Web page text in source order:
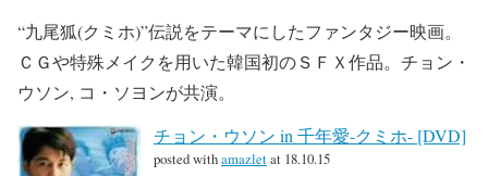
“九尾狐(クミホ)”伝説をテーマにしたファンタジー映画。
ＣＧや特殊メイクを用いた韓国初のＳＦＸ作品。チョン・
ウソン, コ・ソヨンが共演。
チョン・ウソン in 千年愛-クミホ- [DVD]
posted withamazletat 18.10.15